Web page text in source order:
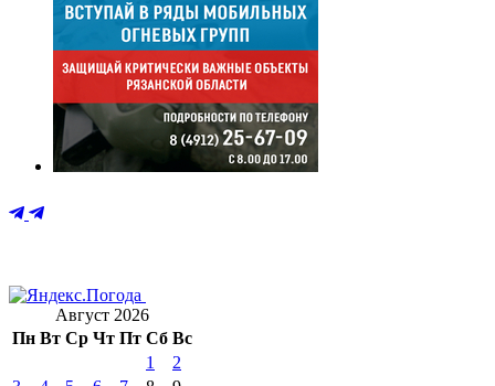
Август 2026
Пн Вт Ср Чт Пт Сб Вс
1
2